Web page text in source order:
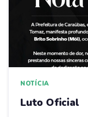
NOTÍCIA
Luto Oficial